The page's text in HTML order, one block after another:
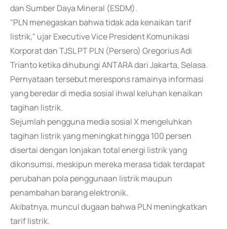
dan Sumber Daya Mineral (ESDM).
"PLN menegaskan bahwa tidak ada kenaikan tarif
listrik," ujar Executive Vice President Komunikasi
Korporat dan TJSL PT PLN (Persero) Gregorius Adi
Trianto ketika dihubungi ANTARA dari Jakarta, Selasa.
Pernyataan tersebut merespons ramainya informasi
yang beredar di media sosial ihwal keluhan kenaikan
tagihan listrik.
Sejumlah pengguna media sosial X mengeluhkan
tagihan listrik yang meningkat hingga 100 persen
disertai dengan lonjakan total energi listrik yang
dikonsumsi, meskipun mereka merasa tidak terdapat
perubahan pola penggunaan listrik maupun
penambahan barang elektronik.
Akibatnya, muncul dugaan bahwa PLN meningkatkan
tarif listrik.